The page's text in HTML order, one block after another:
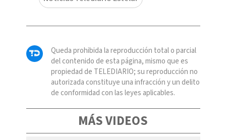
Queda prohibida la reproducción total o parcial
del contenido de esta página, mismo que es
propiedad de TELEDIARIO; su reproducción no
autorizada constituye una infracción y un delito
de conformidad con las leyes aplicables.
MÁS VIDEOS